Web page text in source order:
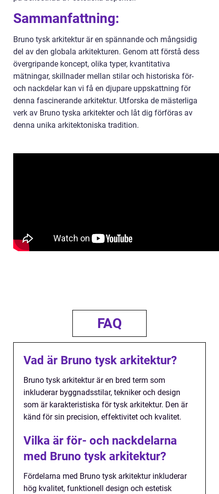
Sammanfattning:
Bruno tysk arkitektur är en spännande och mångsidig
del av den globala arkitekturen. Genom att förstå dess
övergripande koncept, olika typer, kvantitativa
mätningar, skillnader mellan stilar och historiska för-
och nackdelar kan vi få en djupare uppskattning för
denna fascinerande arkitektur. Utforska de mästerliga
verk av Bruno tyska arkitekter och låt dig förföras av
denna unika arkitektoniska tradition.
FAQ
Vad är Bruno tysk arkitektur?
Bruno tysk arkitektur är en bred term som
inkluderar byggnadsstilar, tekniker och design
som är karakteristiska för tysk arkitektur. Den är
känd för sin precision, effektivitet och kvalitet.
Vilka är för- och nackdelarna
med Bruno tysk arkitektur?
Fördelarna med Bruno tysk arkitektur inkluderar
hög kvalitet, funktionell design och estetisk